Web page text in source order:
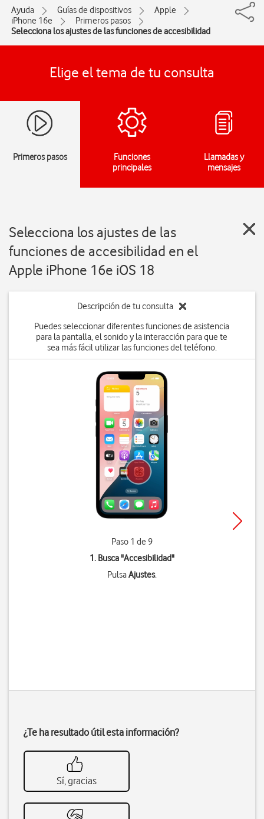
Ayuda Guías de dispositivos
Apple
iPhone 16e
Primeros pasos
Selecciona los ajustes de las funciones de accesibilidad
Elige el tema de tu consulta
Primeros pasos
Funciones
principales
Llamadas y
mensajes
Selecciona los ajustes de las
funciones de accesibilidad en el
Apple iPhone 16e iOS 18
Descripción de tu consulta
Puedes seleccionar diferentes funciones de asistencia
para la pantalla, el sonido y la interacción para que te
sea más fácil utilizar las funciones del teléfono.
Paso 1 de 9
1. Busca "Accesibilidad"
PulsaAjustes.
¿Te ha resultado útil esta información?
Sí, gracias